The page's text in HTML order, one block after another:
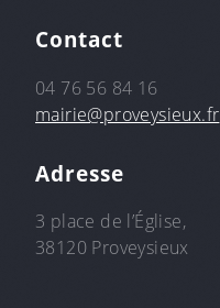
Contact
04 76 56 84 16
mairie@proveysieux.fr
Adresse
3 place de l’Église,
38120 Proveysieux